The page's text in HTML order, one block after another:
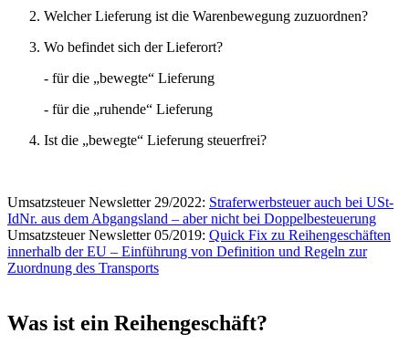
Welcher Lieferung ist die Warenbewegung zuzuordnen?
Wo befindet sich der Lieferort?
- für die „bewegte“ Lieferung
- für die „ruhende“ Lieferung
Ist die „bewegte“ Lieferung steuerfrei?
Umsatzsteuer Newsletter 29/2022: Straferwerbsteuer auch bei USt-
IdNr. aus dem Abgangsland – aber nicht bei Doppelbesteuerung
Umsatzsteuer Newsletter 05/2019: Quick Fix zu Reihengeschäften
innerhalb der EU – Einführung von Definition und Regeln zur
Zuordnung des Transports
Was ist ein Reihengeschäft?